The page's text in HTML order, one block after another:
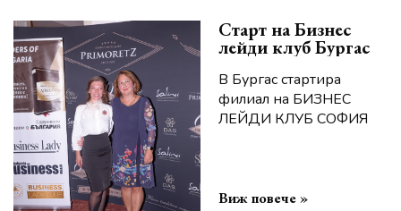
Старт на Бизнес
лейди клуб Бургас
В Бургас стартира
филиал на БИЗНЕС
ЛЕЙДИ КЛУБ СОФИЯ
Виж повече »